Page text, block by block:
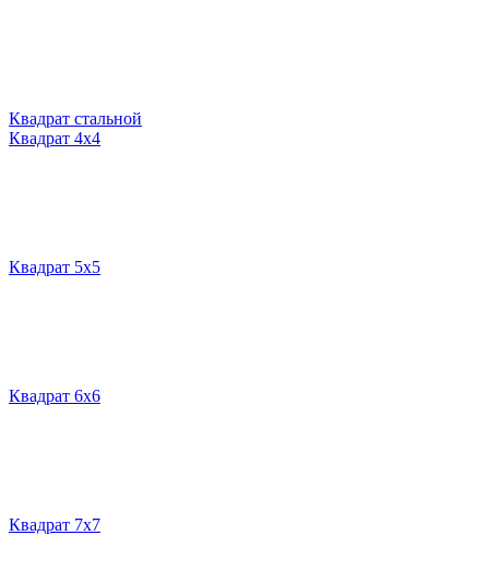
Квадрат стальной
Квадрат 4х4
Квадрат 5х5
Квадрат 6х6
Квадрат 7х7